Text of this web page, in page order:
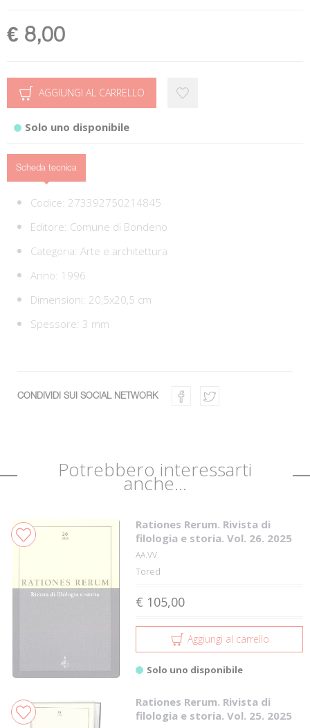
€ 8,00
AGGIUNGI AL CARRELLO
Solo uno disponibile
Scheda tecnica
Codice: 273392750214845
Editore: Comune di Bondeno
Categoria: Arte e architettura
Anno: 1996
Dimensioni: 20,5x20,5 cm
Spessore: 3 mm
CONDIVIDI SUI SOCIAL NETWORK
Potrebbero interessarti
anche...
Rationes Rerum. Rivista di
filologia e storia. Vol. 26. 2025
AA.VV.
Tored
€ 105,00
Aggiungi al carrello
Solo uno disponibile
Rationes Rerum. Rivista di
filologia e storia. Vol. 25. 2025